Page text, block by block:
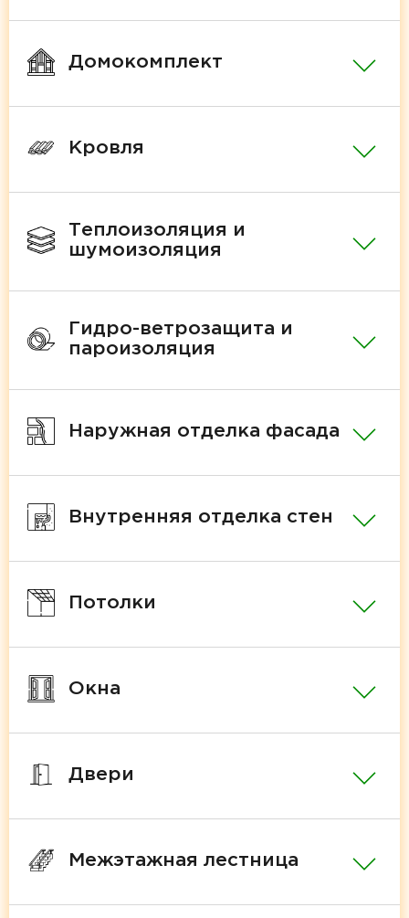
Домокомплект
Кровля
Теплоизоляция и
шумоизоляция
Гидро-ветрозащита и
пароизоляция
Наружная отделка фасада
Внутренняя отделка стен
Потолки
Окна
Двери
Межэтажная лестница